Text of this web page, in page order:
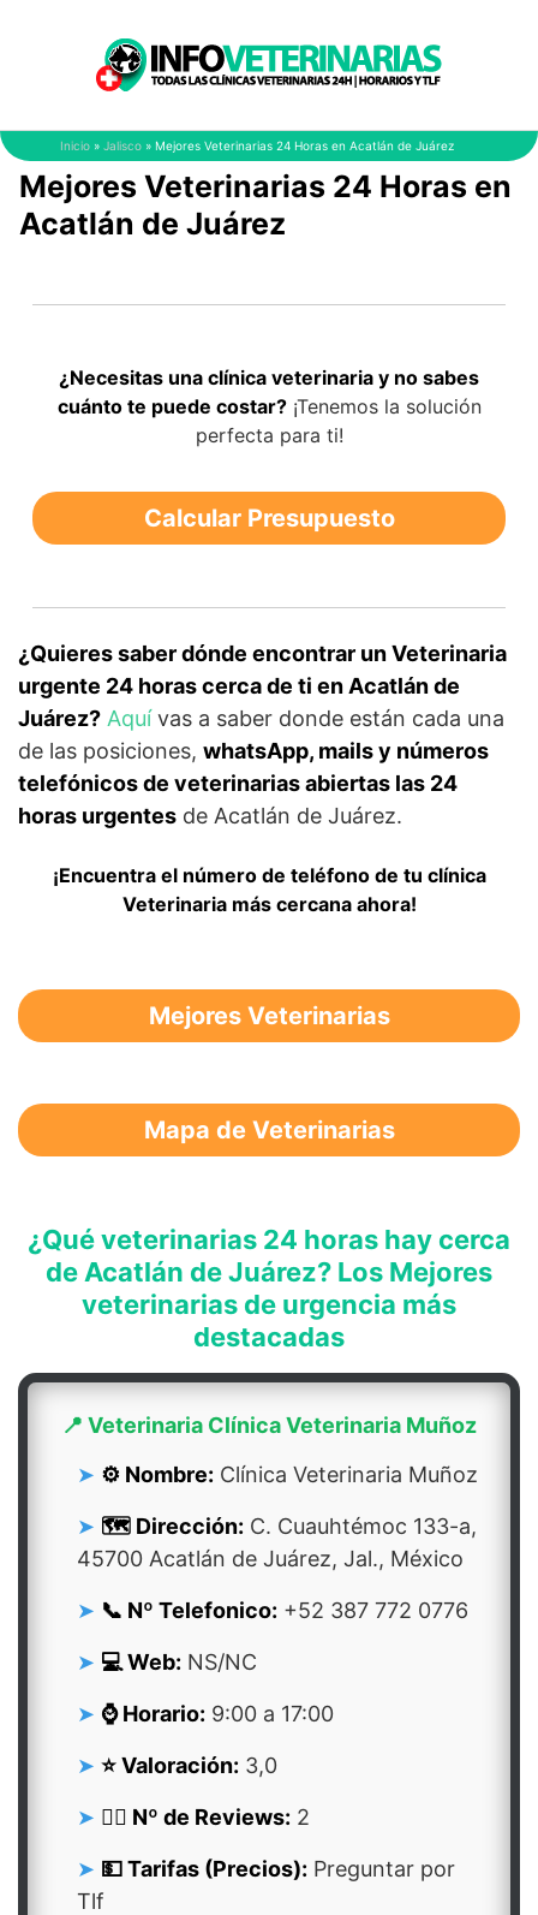
Inicio » Jalisco » Mejores Veterinarias 24 Horas en Acatlán de Juárez
Mejores Veterinarias 24 Horas en
Acatlán de Juárez
¿Necesitas una clínica veterinaria y no sabes
cuánto te puede costar?¡Tenemos la solución
perfecta para ti!
Calcular Presupuesto
¿Quieres saber dónde encontrar un Veterinaria
urgente 24 horas cerca de ti en Acatlán de
Juárez? Aquívas a saber donde están cada una
de las posiciones, whatsApp, mails y números
telefónicos de veterinarias abiertas las 24
horas urgentes de Acatlán de Juárez.
¡Encuentra el número de teléfono de tu clínica
Veterinaria más cercana ahora!
Mejores Veterinarias
Mapa de Veterinarias
¿Qué veterinarias 24 horas hay cerca
de Acatlán de Juárez? Los Mejores
veterinarias de urgencia más
destacadas
📍 Veterinaria Clínica Veterinaria Muñoz
⚙️ Nombre: Clínica Veterinaria Muñoz
🗺️ Dirección: C. Cuauhtémoc 133-a,
45700 Acatlán de Juárez, Jal., México
📞 Nº Telefonico: +52 387 772 0776
💻 Web: NS/NC
⌚ Horario: 9:00 a 17:00
⭐ Valoración: 3,0
👍🏻 Nº de Reviews: 2
💵 Tarifas (Precios): Preguntar por
Tlf